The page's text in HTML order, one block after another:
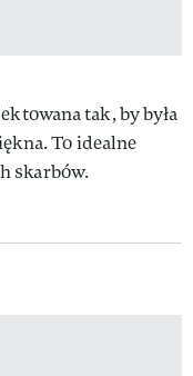
tak, by była
To idealne
skarbów.